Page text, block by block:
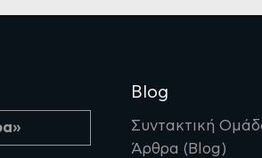
Blog
Συντακτική
Άρθρα (Blog)